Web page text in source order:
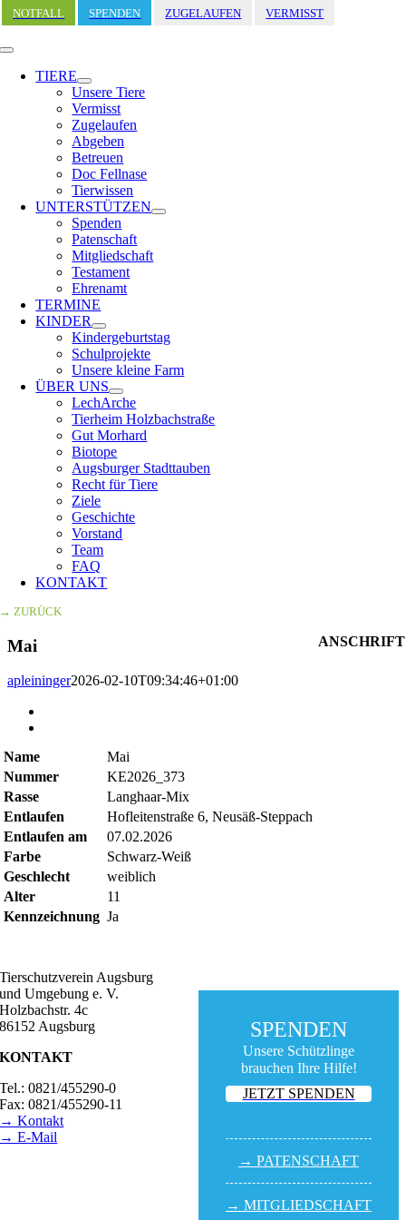
Zum
Inhalt
springen
NOTFALL SPENDEN ZUGELAUFEN VERMISST
Toggle
Navigation
TIERE
Unsere Tiere
Vermisst
Zugelaufen
Abgeben
Betreuen
Doc Fellnase
Tierwissen
UNTERSTÜTZEN
Spenden
Patenschaft
Mitgliedschaft
Testament
Ehrenamt
TERMINE
KINDER
Kindergeburtstag
Schulprojekte
Unsere kleine Farm
ÜBER UNS
LechArche
Tierheim Holzbachstraße
Gut Morhard
Biotope
Augsburger Stadttauben
Recht für Tiere
Ziele
Geschichte
Vorstand
Team
FAQ
KONTAKT
→ ZURÜCK
Mai
apleininger2026-02-10T09:34:46+01:00
Name
Mai
Nummer
KE2026_373
Rasse
Langhaar-Mix
Entlaufen
Hofleitenstraße 6, Neusäß-Steppach
Entlaufen am
07.02.2026
Farbe
Schwarz-Weiß
Geschlecht
weiblich
Alter
11
Kennzeichnung Ja
SPENDEN
Unsere Schützlinge
brauchen Ihre Hilfe!
JETZT SPENDEN
→ PATEN­SCHAFT
→ MITGLIED­SCHAFT
ANSCHRIFT
Tierschutzverein Augsburg
und Umgebung e. V.
Holzbachstr. 4c
86152 Augsburg
KONTAKT
Tel.: 0821/455290-0
Fax: 0821/455290-11
→ Kontakt
→ E-Mail